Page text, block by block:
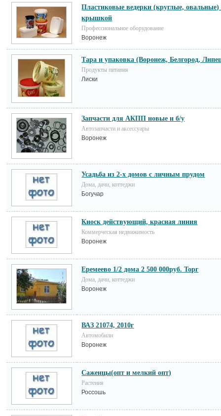
Пластиковые ведерки (круглые, овальные)
крышкой
Профессиональное оборудование
Воронеж
Тара и упаковка (Воронеж, Белгород,
Продукты питания
Лиски
Запчасти для АКПП новые и б/у
Автозапчасти и аксессуары
Воронеж
Усадьба из 2-х домов с личным прудом
Дома, дачи, коттеджи
Богучар
Киоск действующий, красная линия
Коммерческая недвижимость
Воронеж
Еремеево 1/2 дома 2 500 000руб. Торг
Дома, дачи, коттеджи
Воронеж
ВАЗ 21074, 2010г
Автомобили
Воронеж
Саженцы(опт и мелкий опт)
Растения
Россошь